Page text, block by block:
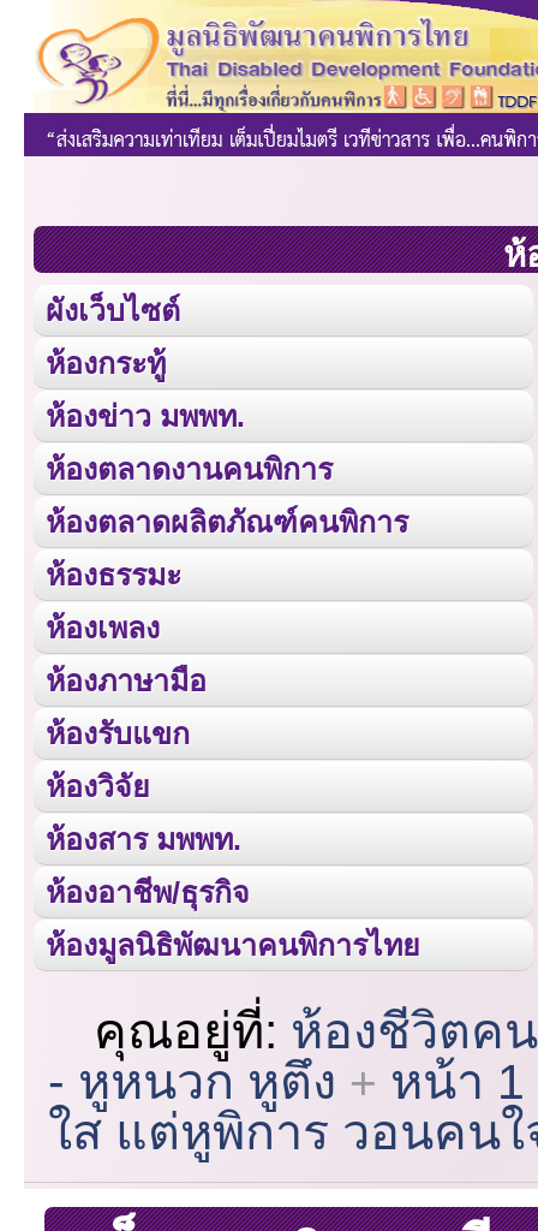
ห้
ผังเว็บไซต์
ห้องกระทู้
ห้องข่าว มพพท.
ห้องตลาดงานคนพิการ
ห้องตลาดผลิตภัณฑ์คนพิการ
ห้องธรรมะ
ห้องเพลง
ห้องภาษามือ
ห้องรับแขก
ห้องวิจัย
ห้องสาร มพพท.
ห้องอาชีพ/ธุรกิจ
ห้องมูลนิธิพัฒนาคนพิการไทย
คุณอยู่ที่: ห้องชีวิตค
- หูหนวก หูตึง
หน้า 1
ใส แต่หูพิการ วอนคน